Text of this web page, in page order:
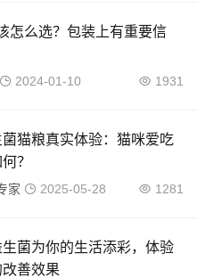
怎么选？包装上有重要信
2024-01-10 1931
猫粮真实体验：猫咪爱吃
？
家 2025-05-28 1281
菌为你的生活添彩，体验
善效果